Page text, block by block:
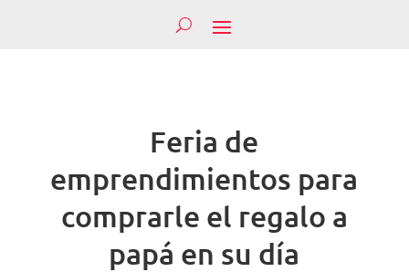
Feria de
emprendimientos para
comprarle el regalo a
papá en su día